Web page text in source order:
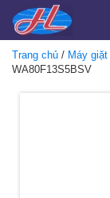
Trang chủ / Máy giặt
WA80F13S5BSV